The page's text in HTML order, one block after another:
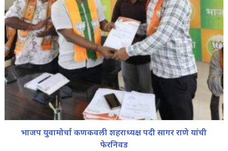
भाजप युवामोर्चा कणकवली शहराध्यक्ष पदी सागर राणे यांची
फेरनिवड